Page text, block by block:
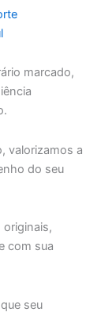
marcado,
valorizamos a
do seu
originais,
com sua
seu